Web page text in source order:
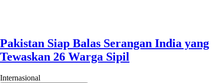
Pakistan Siap Balas Serangan India yang
Tewaskan 26 Warga Sipil
Internasional